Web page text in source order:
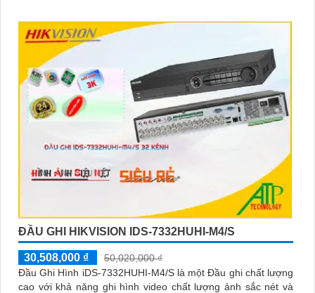
ĐẦU GHI HIKVISION IDS-7332HUHI-M4/S
30,508,000 ₫
50,020,000 ₫
Đầu Ghi Hình iDS-7332HUHI-M4/S là một Đầu ghi chất lượng
cao với khả năng ghi hình video chất lượng ảnh sắc nét và